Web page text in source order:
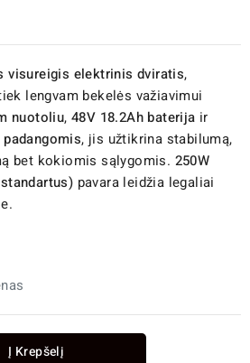
visureigis elektrinis dviratis,
lengvam bekelės važiavimui
nuotoliu,48V 18.2Ah baterija ir
, jis užtikrina stabilumą,
bet kokiomis sąlygomis. 250W
pavara leidžia legaliai
Į Krepšelį